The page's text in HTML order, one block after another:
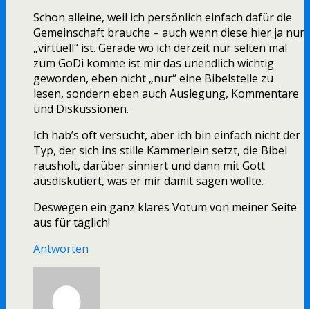
Schon alleine, weil ich persönlich einfach dafür die
Gemeinschaft brauche – auch wenn diese hier ja nur
„virtuell“ ist. Gerade wo ich derzeit nur selten mal
zum GoDi komme ist mir das unendlich wichtig
geworden, eben nicht „nur“ eine Bibelstelle zu
lesen, sondern eben auch Auslegung, Kommentare
und Diskussionen.
Ich hab’s oft versucht, aber ich bin einfach nicht der
Typ, der sich ins stille Kämmerlein setzt, die Bibel
rausholt, darüber sinniert und dann mit Gott
ausdiskutiert, was er mir damit sagen wollte.
Deswegen ein ganz klares Votum von meiner Seite
aus für täglich!
Antworten